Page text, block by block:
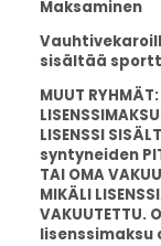
Maksaminen
sisältää
MUUT
LISENSSI
syntyneiden
TAI OMA
MIKÄLI
lisenssimaksu